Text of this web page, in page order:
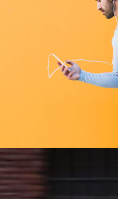
Онлайн
Все по настоящему